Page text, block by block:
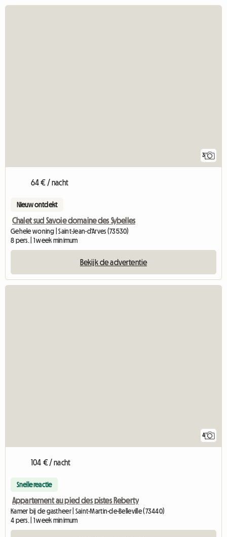
3
64 € / nacht
Nieuw ontdekt
Chalet sud Savoie domaine des Sybelles
Gehele woning | Saint-Jean-d'Arves (73530)
8 pers. | 1 week minimum
Bekijk de advertentie
4
104 € / nacht
Snelle reactie
Appartement au pied des pistes Reberty
Kamer bij de gastheer | Saint-Martin-de-Belleville (73440)
4 pers. | 1 week minimum